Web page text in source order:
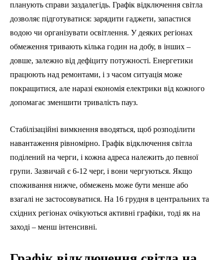
планують справи заздалегідь. Графік відключення світла
дозволяє підготуватися: зарядити гаджети, запастися
водою чи організувати освітлення. У деяких регіонах
обмеження тривають кілька годин на добу, в інших –
довше, залежно від дефіциту потужності. Енергетики
працюють над ремонтами, і з часом ситуація може
покращитися, але наразі економія електрики від кожного
допомагає зменшити тривалість пауз.
Стабілізаційні вимкнення вводяться, щоб розподілити
навантаження рівномірно. Графік відключення світла
поділений на черги, і кожна адреса належить до певної
групи. Зазвичай є 6-12 черг, і вони чергуються. Якщо
споживання нижче, обмежень може бути менше або
взагалі не застосовуватися. На 16 грудня в центральних та
східних регіонах очікуються активні графіки, тоді як на
заході – менш інтенсивні.